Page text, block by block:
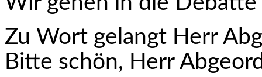
Zu Wort gelangt Herr
Bitte schön, Herr